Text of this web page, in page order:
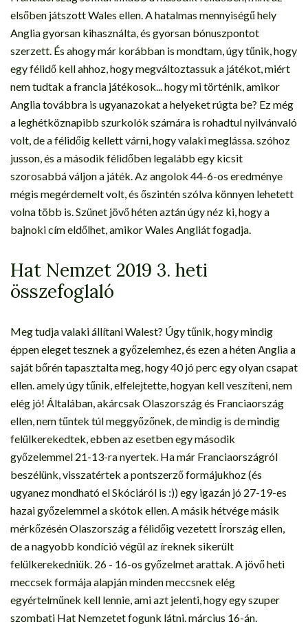
elsőben játszott Wales ellen. A hatalmas mennyiségű hely
Anglia gyorsan kihasználta, és gyorsan bónuszpontot
szerzett. És ahogy már korábban is mondtam, úgy tűnik, hogy
egy félidő kell ahhoz, hogy megváltoztassuk a játékot, miért
nem tudtak a francia játékosok... hogy mi történik, amikor
Anglia továbbra is ugyanazokat a helyeket rúgta be? Ez még
a leghétköznapibb szurkolók számára is rohadtul nyilvánvaló
volt, de a félidőig kellett várni, hogy valaki meglássa. szóhoz
jusson, és a második félidőben legalább egy kicsit
szorosabbá váljon a játék. Az angolok 44-6-os eredménye
mégis megérdemelt volt, és őszintén szólva könnyen lehetett
volna több is. Szünet jövő héten aztán úgy néz ki, hogy a
bajnoki cím eldőlhet, amikor Wales Angliát fogadja.
Hat Nemzet 2019 3. heti
összefoglaló
Meg tudja valaki állítani Walest? Úgy tűnik, hogy mindig
éppen eleget tesznek a győzelemhez, és ezen a héten Anglia a
saját bőrén tapasztalta meg, hogy 40 jó perc egy olyan csapat
ellen. amely úgy tűnik, elfelejtette, hogyan kell veszíteni, nem
elég jó! Általában, akárcsak Olaszország és Franciaország
ellen, nem tűntek túl meggyőzőnek, de mindig is de mindig
felülkerekedtek, ebben az esetben egy második
győzelemmel 21-13-ra nyertek. Ha már Franciaországról
beszélünk, visszatértek a pontszerző formájukhoz (és
ugyanez mondható el Skóciáról is :)) egy igazán jó 27-19-es
hazai győzelemmel a skótok ellen. A másik hétvége másik
mérkőzésén Olaszország a félidőig vezetett Írország ellen,
de a nagyobb kondíció végül az íreknek sikerült
felülkerekedniük. 26 - 16-os győzelmet arattak. A jövő heti
meccsek formája alapján minden meccsnek elég
egyértelműnek kell lennie, ami azt jelenti, hogy egy szuper
szombati Hat Nemzetet fogunk látni. március 16-án.